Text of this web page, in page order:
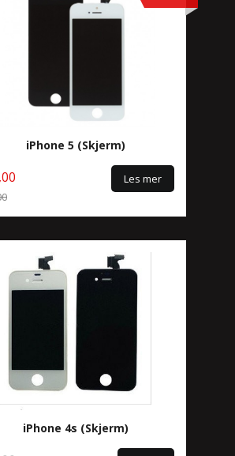
iPhone 5 (Skjerm)
Les mer
iPhone 4s (Skjerm)